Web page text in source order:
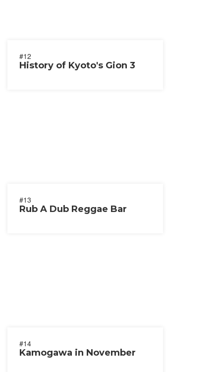
#12
History of Kyoto's Gion 3
#13
Rub A Dub Reggae Bar
#14
Kamogawa in November